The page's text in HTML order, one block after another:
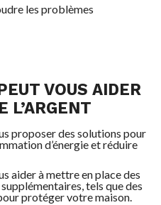
les problèmes
VOUS AIDER
L’ARGENT
proposer des solutions pour
d’énergie et réduire
aider à mettre en place des
tels que des
protéger votre maison.